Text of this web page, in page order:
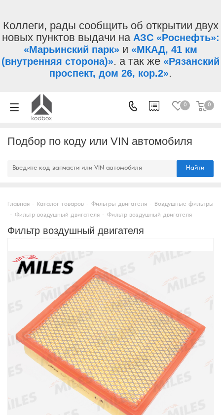
Коллеги, рады сообщить об открытии двух
новых пунктов выдачи на АЗС «Роснефть»:
«Марьинский парк» и «МКАД, 41 км
(внутренняя сторона)». а так же «Рязанский
проспект, дом 26, кор.2».
0 0
Подбор по коду или VIN автомобиля
Найти
Главная - Каталог товаров - Фильтры двигателя -
Воздушные фильтры
- Фильтр воздушный двигателя - Фильтр воздушный двигателя
Фильтр воздушный двигателя